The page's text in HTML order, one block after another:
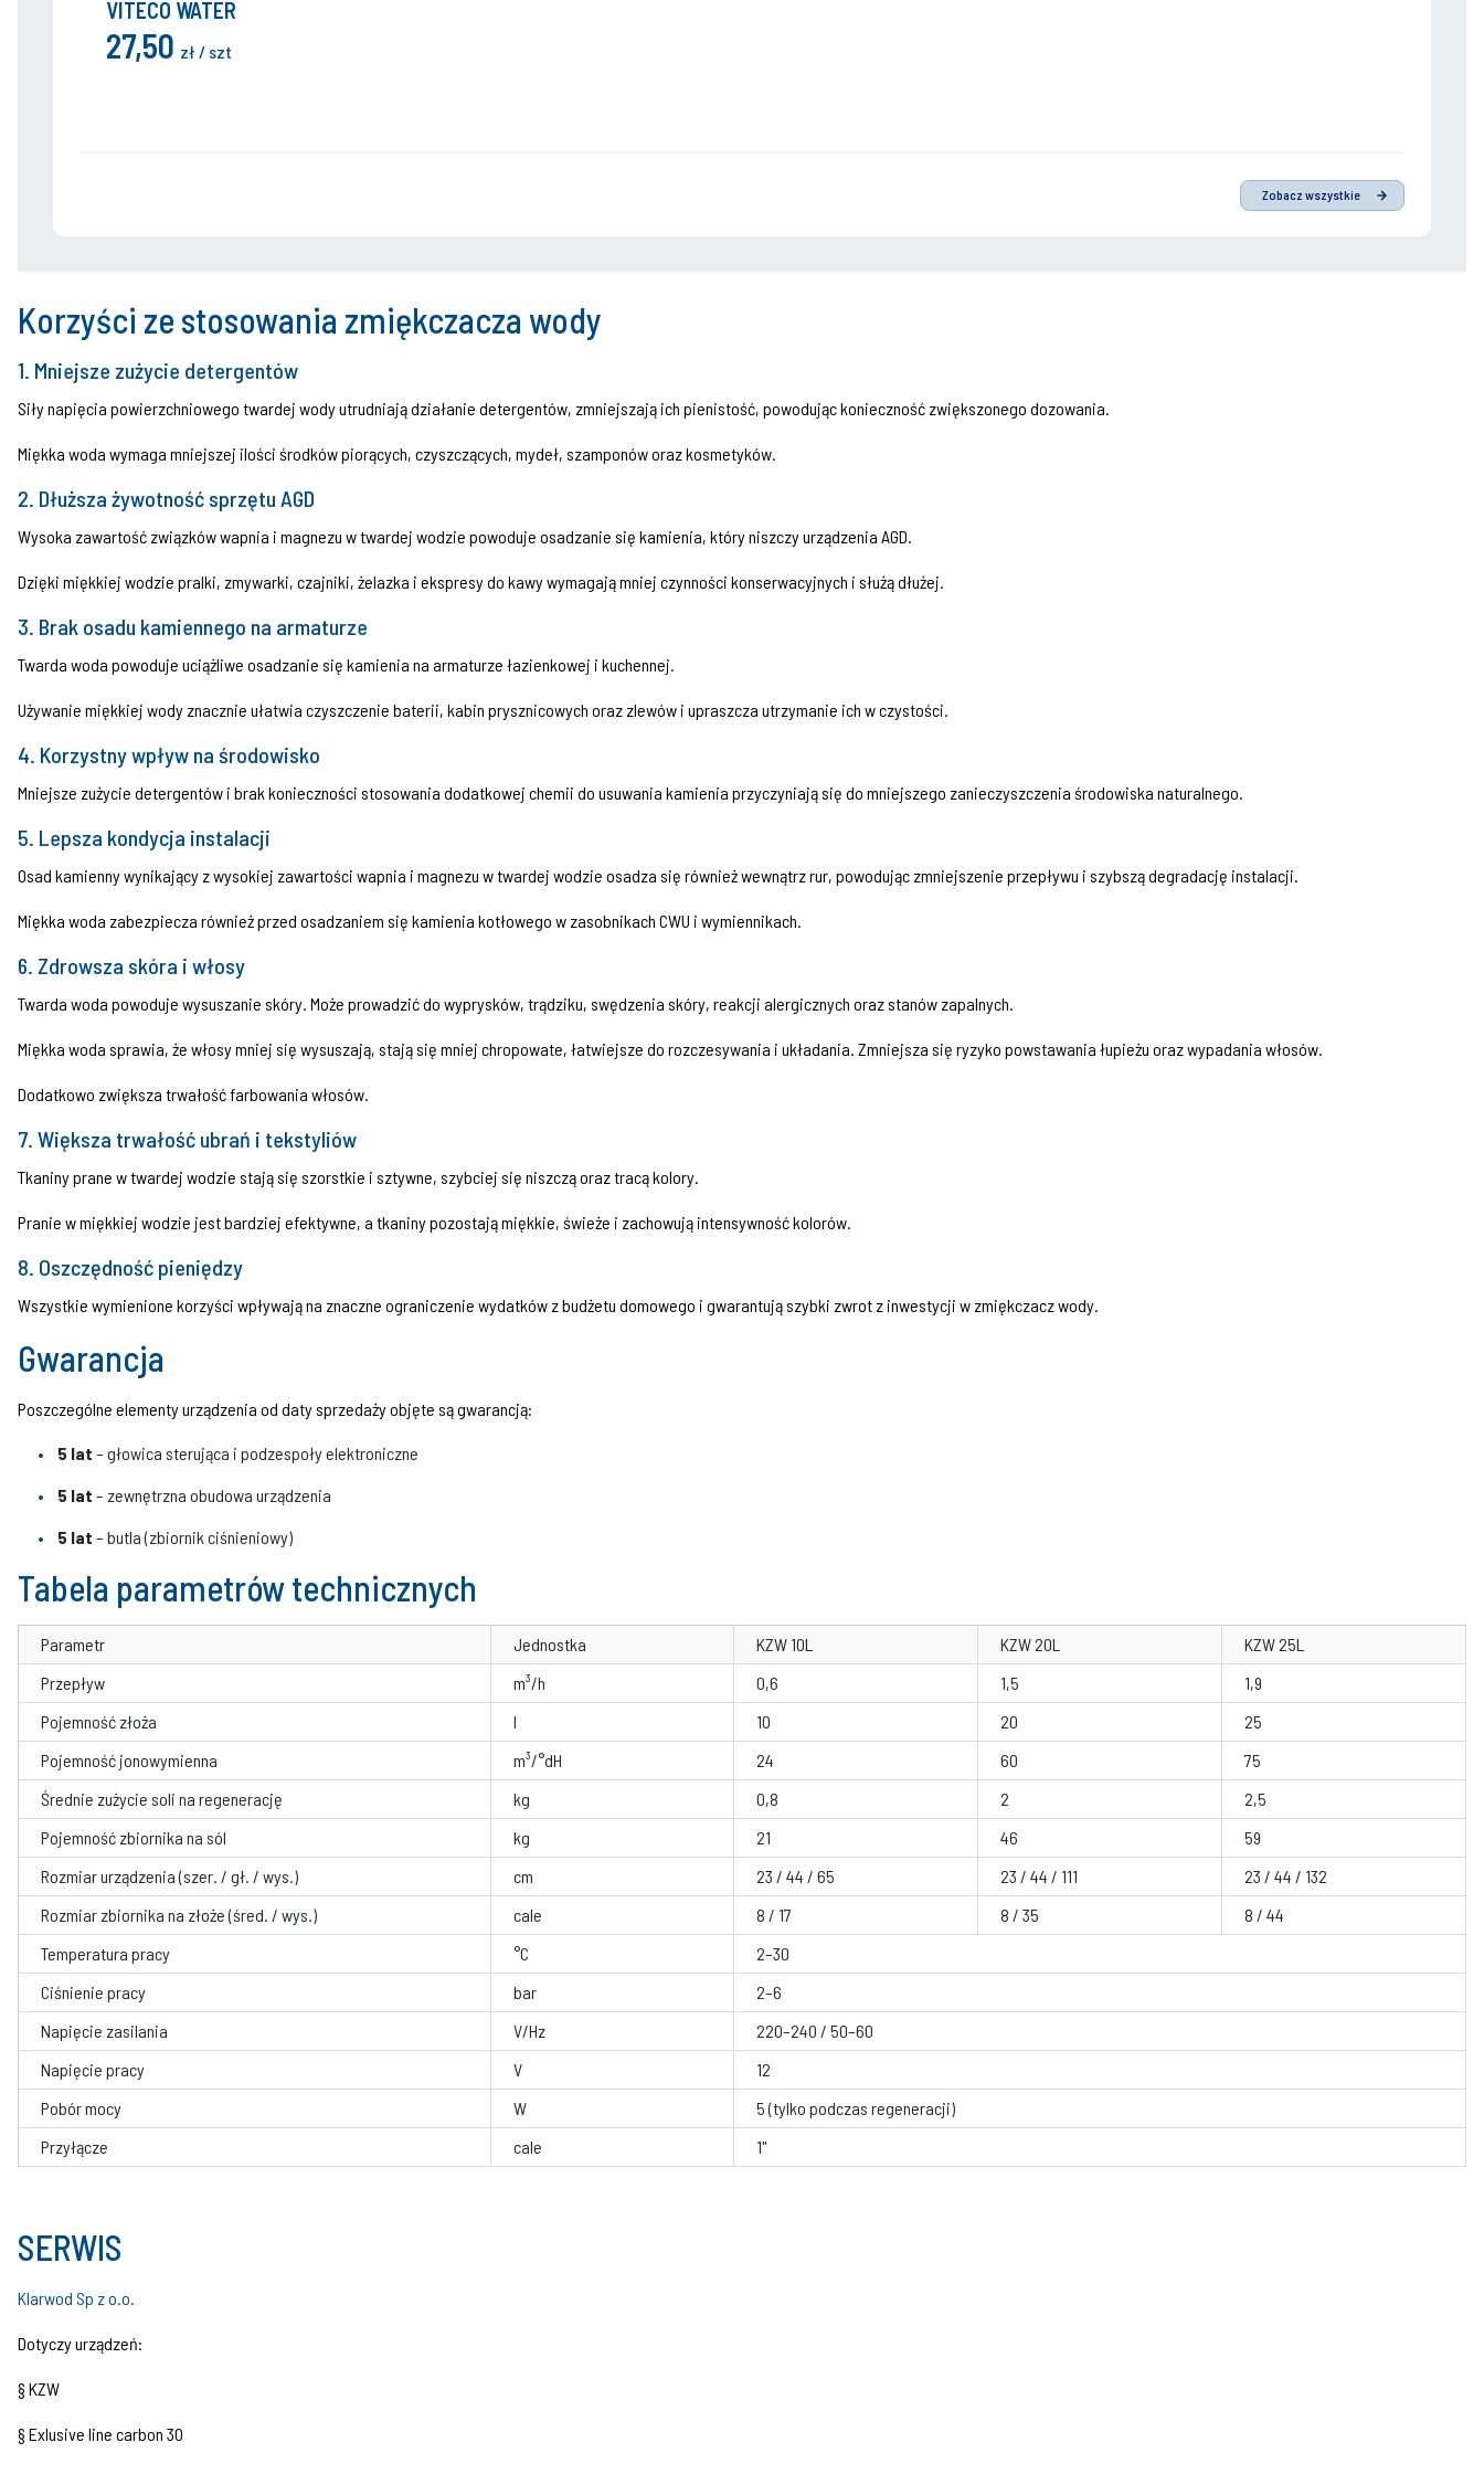
zrobienie testu twardości wody w
stopniach niemieckich dH.
elementów:
= 300 kropelek)
strzykawka 5ml.
zaprojektowane w sposób umożliwiający
przeprowadzenie szybkiego pomiaru w
warunkach domowych zarówno przez
profesjonalistów, jak i amatorów.
VITECO WATER
27,50 zł / szt
Zobacz wszystkie
Korzyści ze stosowania zmiękczacza wody
1. Mniejsze zużycie detergentów
Siły napięcia powierzchniowego twardej wody utrudniają działanie detergentów, zmniejszają ich pienistość, powodując konieczność zwiększonego dozowania.
Miękka woda wymaga mniejszej ilości środków piorących, czyszczących, mydeł, szamponów oraz kosmetyków.
2. Dłuższa żywotność sprzętu AGD
Wysoka zawartość związków wapnia i magnezu w twardej wodzie powoduje osadzanie się kamienia, który niszczy urządzenia AGD.
Dzięki miękkiej wodzie pralki, zmywarki, czajniki, żelazka i ekspresy do kawy wymagają mniej czynności konserwacyjnych i służą dłużej.
3. Brak osadu kamiennego na armaturze
Twarda woda powoduje uciążliwe osadzanie się kamienia na armaturze łazienkowej i kuchennej.
Używanie miękkiej wody znacznie ułatwia czyszczenie baterii, kabin prysznicowych oraz zlewów i upraszcza utrzymanie ich w czystości.
4. Korzystny wpływ na środowisko
Mniejsze zużycie detergentów i brak konieczności stosowania dodatkowej chemii do usuwania kamienia przyczyniają się do mniejszego zanieczyszczenia środowiska naturalnego.
5. Lepsza kondycja instalacji
Osad kamienny wynikający z wysokiej zawartości wapnia i magnezu w twardej wodzie osadza się również wewnątrz rur, powodując zmniejszenie przepływu i szybszą degradację instalacji.
Miękka woda zabezpiecza również przed osadzaniem się kamienia kotłowego w zasobnikach CWU i wymiennikach.
6. Zdrowsza skóra i włosy
Twarda woda powoduje wysuszanie skóry. Może prowadzić do wyprysków, trądziku, swędzenia skóry, reakcji alergicznych oraz stanów zapalnych.
Miękka woda sprawia, że włosy mniej się wysuszają, stają się mniej chropowate, łatwiejsze do rozczesywania i układania. Zmniejsza się ryzyko powstawania łupieżu oraz wypadania włosów.
Dodatkowo zwiększa trwałość farbowania włosów.
7. Większa trwałość ubrań i tekstyliów
Tkaniny prane w twardej wodzie stają się szorstkie i sztywne, szybciej się niszczą oraz tracą kolory.
Pranie w miękkiej wodzie jest bardziej efektywne, a tkaniny pozostają miękkie, świeże i zachowują intensywność kolorów.
8. Oszczędność pieniędzy
Wszystkie wymienione korzyści wpływają na znaczne ograniczenie wydatków z budżetu domowego i gwarantują szybki zwrot z inwestycji w zmiękczacz wody.
Gwarancja
Poszczególne elementy urządzenia od daty sprzedaży objęte są gwarancją:
5 lat – głowica sterująca i podzespoły elektroniczne
5 lat – zewnętrzna obudowa urządzenia
5 lat – butla (zbiornik ciśnieniowy)
Tabela parametrów technicznych
Parametr Jednostka KZW 10L KZW 20L
KZW 25L
Przepływ
m³/h 0,6 1,5
1,9
Pojemność złoża
l 10 20
25
Pojemność jonowymienna
m³/°dH 24 60
75
Średnie zużycie soli na regenerację
kg 0,8 2
2,5
Pojemność zbiornika na sól
kg 21 46
59
Rozmiar urządzenia (szer. / gł. / wys.)
cm 23 / 44 / 65 23 / 44 / 111
23 / 44 / 132
Rozmiar zbiornika na złoże (śred. / wys.)
cale 8 / 17 8 / 35
8 / 44
Temperatura pracy
°C
2–30
Ciśnienie pracy
bar
2–6
Napięcie zasilania
V/Hz
220–240 / 50–60
Napięcie pracy
V
12
Pobór mocy
W
5 (tylko podczas regeneracji)
Przyłącze
cale 1"
SERWIS
Klarwod Sp z o.o.
Dotyczy urządzeń:
§ KZW
§ Exlusive line carbon 30